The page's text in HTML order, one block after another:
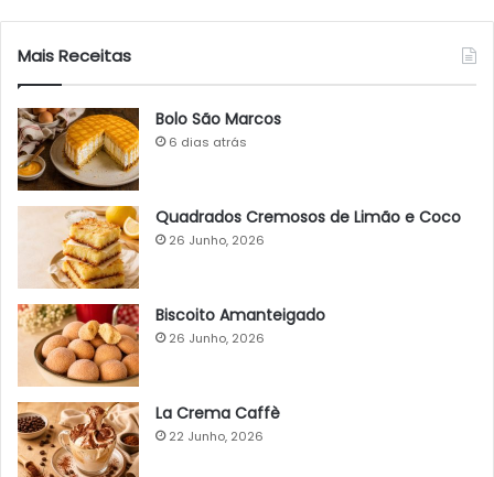
Mais Receitas
Bolo São Marcos
6 dias atrás
Quadrados Cremosos de Limão e Coco
26 Junho, 2026
Biscoito Amanteigado
26 Junho, 2026
La Crema Caffè
22 Junho, 2026